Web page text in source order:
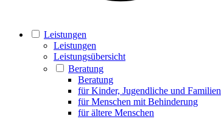
Leistungen
Leistungen
Leistungsübersicht
Beratung
Beratung
für Kinder, Jugendliche und Familien
für Menschen mit Behinderung
für ältere Menschen